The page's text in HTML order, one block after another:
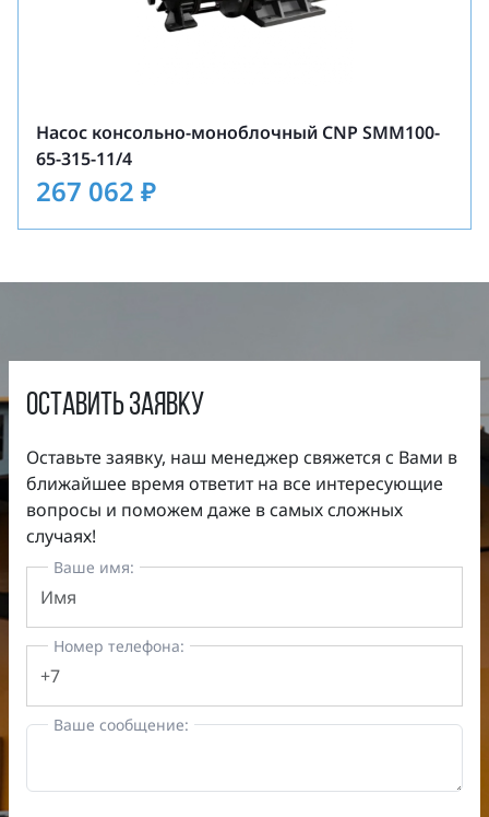
Максимальное давление на входе: 10 бар
(выше по запросу).
Насос консольно-моноблочный CNP SMM100-
65-315-11/4
267 062 ₽
оставить заявку
Оставьте заявку, наш менеджер свяжется с Вами в
ближайшее время ответит на все интересующие
вопросы и поможем даже в самых сложных
случаях!
Ваше имя:
Номер телефона:
Ваше сообщение: